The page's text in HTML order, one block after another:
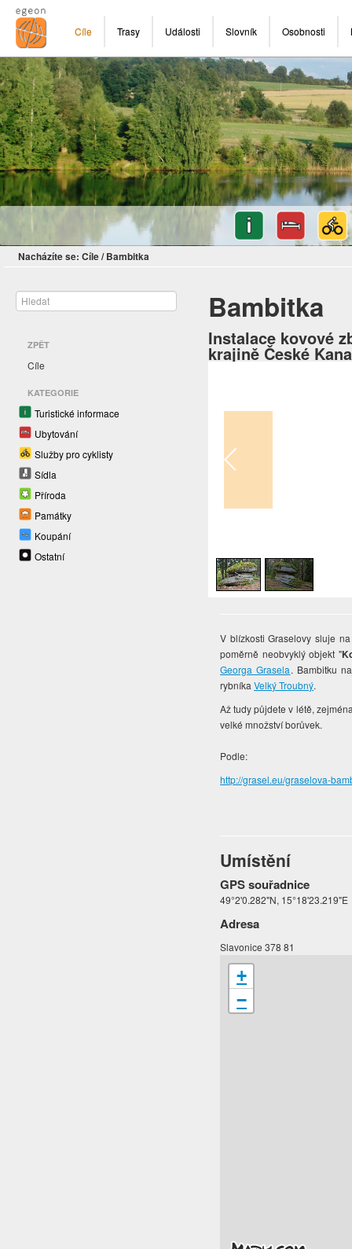
Cíle Trasy Události Slovník Osobnosti
Nacházíte se: Cíle/ Bambitka
ZPĚT
Cíle
KATEGORIE
Turistické informace
Ubytování
Služby pro cyklisty
Sídla
Příroda
Památky
Koupání
Ostatní
Bambitka
Instalace kovové
krajině České
V blízkosti Graselovy sluje
poměrně neobvyklý objekt "
Georga Grasela. Bambitku
rybníkaVelký Troubný.
Až tudy půjdete v létě,
velké množství borůvek.
Podle:
http://grasel.eu/graselova-
Umístění
GPS souřadnice
49°2'0.282"N, 15°18'23.219"E
Adresa
Slavonice 378 81
+
−